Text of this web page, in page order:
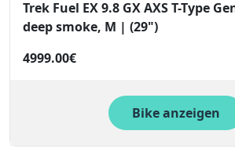
Trek Fuel EX 9.8 GX AXS T-Type
deep smoke, M | (29")
4999.00€
Bike anzeigen